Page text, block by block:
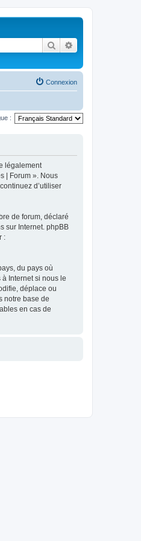
Rechercher
Connexion
:
légalement
| Forum ». Nous
d’utiliser
de forum, déclaré
sur Internet. phpBB
:
du pays où
Internet si nous le
déplace ou
notre base de
en cas de